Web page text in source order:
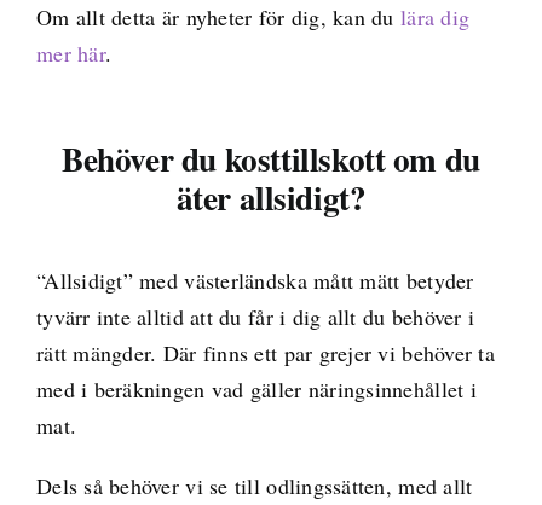
Om allt detta är nyheter för dig, kan dulära dig
mer här.
Behöver du kosttillskott om du
äter allsidigt?
“Allsidigt” med västerländska mått mätt betyder
tyvärr inte alltid att du får i dig allt du behöver i
rätt mängder. Där finns ett par grejer vi behöver ta
med i beräkningen vad gäller näringsinnehållet i
mat.
Dels så behöver vi se till odlingssätten, med allt